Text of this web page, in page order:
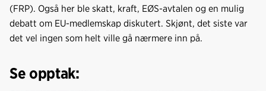
(FRP). Også her ble skatt, kraft, EØS-avtalen og en mulig
debatt om EU-medlemskap diskutert. Skjønt, det siste var
det vel ingen som helt ville gå nærmere inn på.
Se opptak: